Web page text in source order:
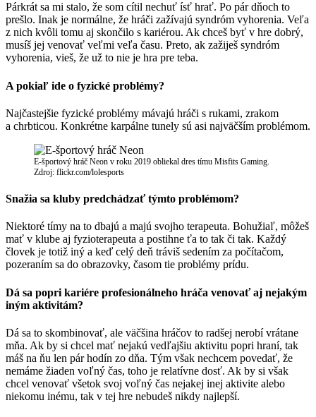
Párkrát sa mi stalo, že som cítil nechuť ísť hrať. Po pár dňoch to
prešlo. Inak je normálne, že hráči zažívajú syndróm vyhorenia. Veľa
z nich kvôli tomu aj skončilo s kariérou. Ak chceš byť v hre dobrý,
musíš jej venovať veľmi veľa času. Preto, ak zažiješ syndróm
vyhorenia, vieš, že už to nie je hra pre teba.
A pokiaľ ide o fyzické problémy?
Najčastejšie fyzické problémy mávajú hráči s rukami, zrakom
a chrbticou. Konkrétne karpálne tunely sú asi najväčším problémom.
E-športový hráč Neon v roku 2019 obliekal dres tímu Misfits Gaming.
Zdroj: flickr.com/lolesports
Snažia sa kluby predchádzať týmto problémom?
Niektoré tímy na to dbajú a majú svojho terapeuta. Bohužiaľ, môžeš
mať v klube aj fyzioterapeuta a postihne ťa to tak či tak. Každý
človek je totiž iný a keď celý deň tráviš sedením za počítačom,
pozeraním sa do obrazovky, časom tie problémy prídu.
Dá sa popri kariére profesionálneho hráča venovať aj nejakým
iným aktivitám?
Dá sa to skombinovať, ale väčšina hráčov to radšej nerobí vrátane
mňa. Ak by si chcel mať nejakú vedľajšiu aktivitu popri hraní, tak
máš na ňu len pár hodín zo dňa. Tým však nechcem povedať, že
nemáme žiaden voľný čas, toho je relatívne dosť. Ak by si však
chcel venovať všetok svoj voľný čas nejakej inej aktivite alebo
niekomu inému, tak v tej hre nebudeš nikdy najlepší.